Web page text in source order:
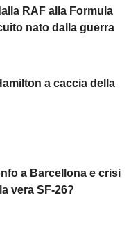
RAF alla Formula
nato dalla guerra
a caccia della
a Barcellona e crisi
vera SF-26?